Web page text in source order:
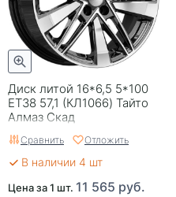
0
Trebl
Диск литой 16*6,5 5*100
ET38 57,1 (КЛ1066) Тайто
Алмаз Скад
Сравнить Отложить
В наличии 4 шт
Цена за 1 шт. 11 565 руб.